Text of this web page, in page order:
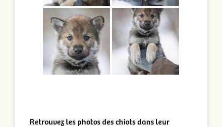
Retrouvez les photos des chiots dans leur